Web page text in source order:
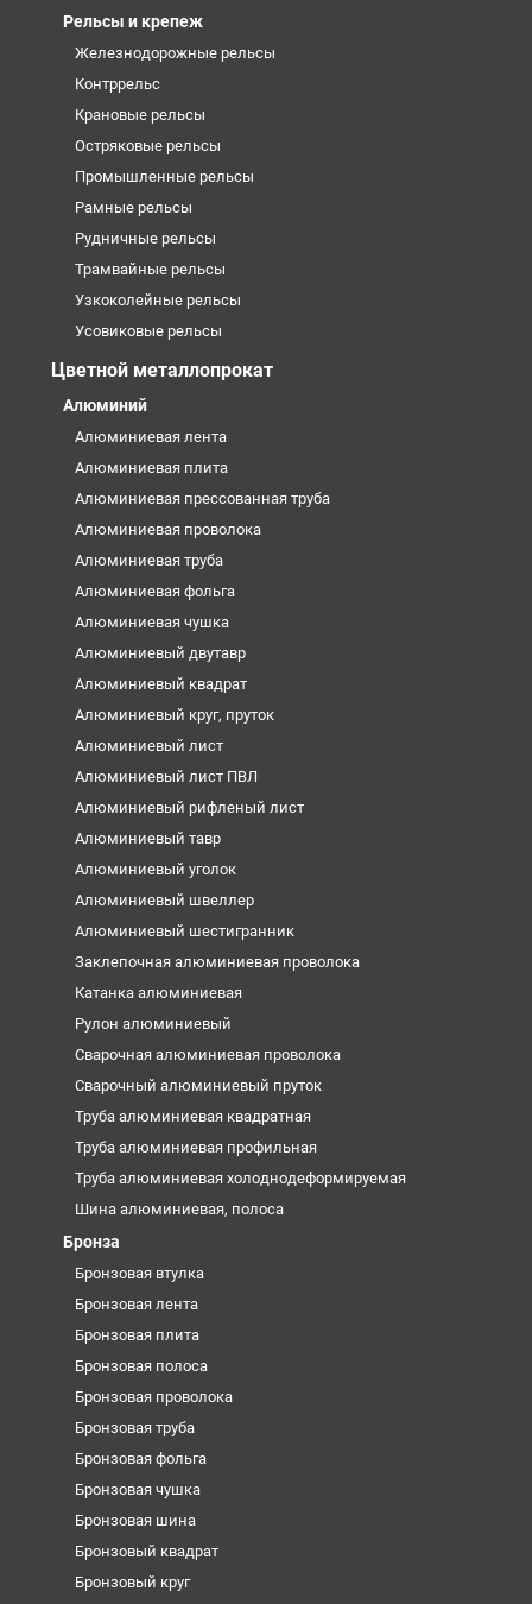
Рельсы и крепеж
Железнодорожные рельсы
Контррельс
Крановые рельсы
Остряковые рельсы
Промышленные рельсы
Рамные рельсы
Рудничные рельсы
Трамвайные рельсы
Узкоколейные рельсы
Усовиковые рельсы
Цветной металлопрокат
Алюминий
Алюминиевая лента
Алюминиевая плита
Алюминиевая прессованная труба
Алюминиевая проволока
Алюминиевая труба
Алюминиевая фольга
Алюминиевая чушка
Алюминиевый двутавр
Алюминиевый квадрат
Алюминиевый круг, пруток
Алюминиевый лист
Алюминиевый лист ПВЛ
Алюминиевый рифленый лист
Алюминиевый тавр
Алюминиевый уголок
Алюминиевый швеллер
Алюминиевый шестигранник
Заклепочная алюминиевая проволока
Катанка алюминиевая
Рулон алюминиевый
Сварочная алюминиевая проволока
Сварочный алюминиевый пруток
Труба алюминиевая квадратная
Труба алюминиевая профильная
Труба алюминиевая холоднодеформируемая
Шина алюминиевая, полоса
Бронза
Бронзовая втулка
Бронзовая лента
Бронзовая плита
Бронзовая полоса
Бронзовая проволока
Бронзовая труба
Бронзовая фольга
Бронзовая чушка
Бронзовая шина
Бронзовый квадрат
Бронзовый круг